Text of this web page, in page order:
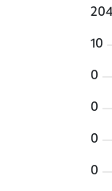
204
10
0
0
0
0